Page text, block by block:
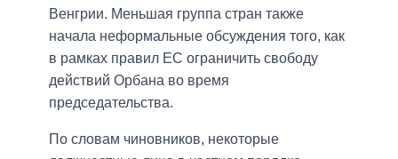
Венгрии. Меньшая группа стран также
начала неформальные обсуждения того, как
в рамках правил ЕС ограничить свободу
действий Орбана во время
председательства.
По словам чиновников, некоторые